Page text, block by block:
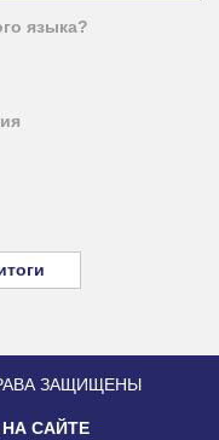
языка?
ЗАЩИЩЕНЫ
САЙТЕ